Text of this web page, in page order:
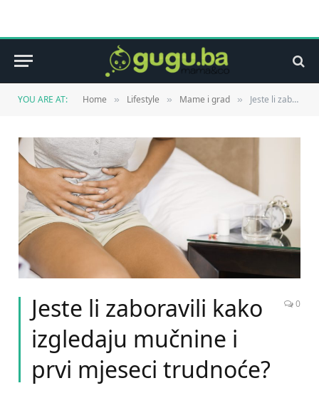
YOU ARE AT: Home » Lifestyle » Mame i grad » Jeste li zaboravili kako izgledaju mučnine i prvi mjeseci trudnoće?
Jeste li zaboravili kako
izgledaju mučnine i
prvi mjeseci trudnoće?
0